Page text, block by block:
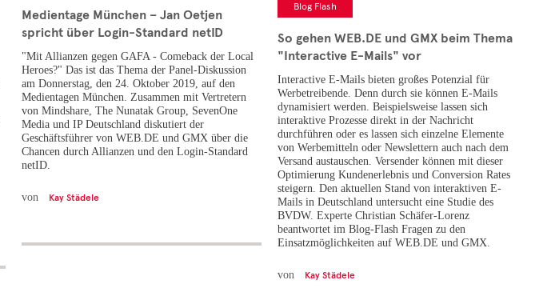
Medientage München – Jan Oetjen
spricht über Login-Standard netID
"Mit Allianzen gegen GAFA - Comeback der Local
Heroes?" Das ist das Thema der Panel-Diskussion
am Donnerstag, den 24. Oktober 2019, auf den
Medientagen München. Zusammen mit Vertretern
von Mindshare, The Nunatak Group, SevenOne
Media und IP Deutschland diskutiert der
Geschäftsführer von WEB.DE und GMX über die
Chancen durch Allianzen und den Login-Standard
netID.
von Kay Städele
Blog Flash
So gehen WEB.DE und GMX beim Thema
"Interactive E-Mails" vor
Interactive E-Mails bieten großes Potenzial für
Werbetreibende. Denn durch sie können E-Mails
dynamisiert werden. Beispielsweise lassen sich
interaktive Prozesse direkt in der Nachricht
durchführen oder es lassen sich einzelne Elemente
von Werbemitteln oder Newslettern auch nach dem
Versand austauschen. Versender können mit dieser
Optimierung Kundenerlebnis und Conversion Rates
steigern. Den aktuellen Stand von interaktiven E-
Mails in Deutschland untersucht eine Studie des
BVDW. Experte Christian Schäfer-Lorenz
beantwortet im Blog-Flash Fragen zu den
Einsatzmöglichkeiten auf WEB.DE und GMX.
von Kay Städele